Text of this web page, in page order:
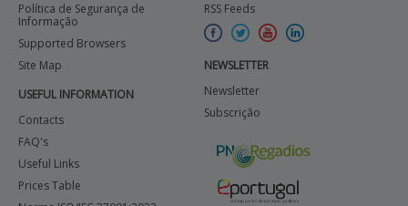
Política de Segurança de
Informação
Supported Browsers
Site Map
USEFUL INFORMATION
Contacts
FAQ's
Useful Links
Prices Table
RSS Feeds
NEWSLETTER
Newsletter
Subscrição